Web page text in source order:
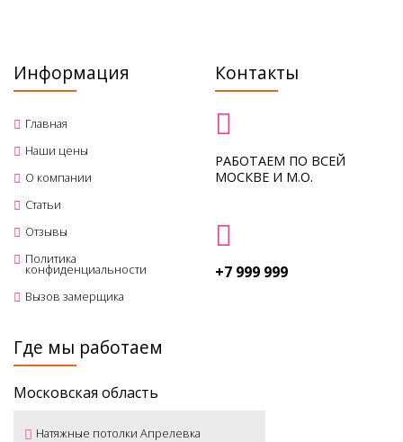
Информация
Главная
Наши цены
О компании
Статьи
Отзывы
Политика
конфиденциальности
Вызов замерщика
Контакты
РАБОТАЕМ ПО ВСЕЙ
МОСКВЕ И М.О.
+7 999 999
Где мы работаем
Московская область
Натяжные потолки Апрелевка